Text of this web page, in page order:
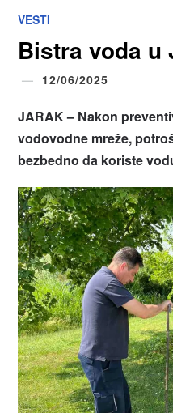
VESTI
Bistra voda u
12/06/2025
JARAK – Nakon
vodovodne mreže,
bezbedno da koriste